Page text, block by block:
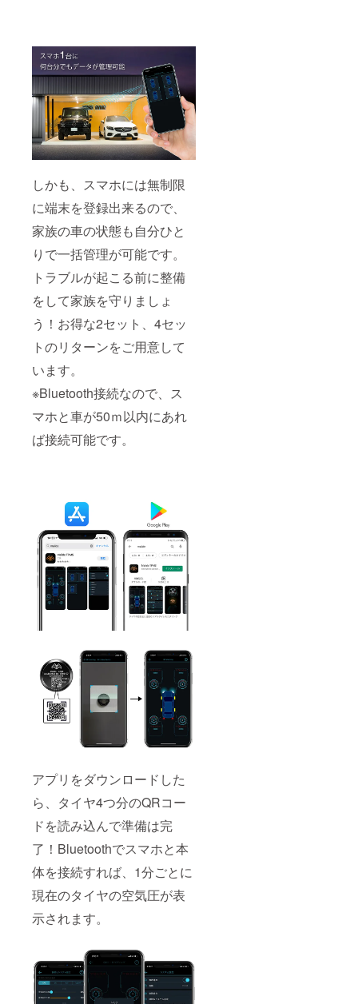
しかも、スマホには無制限
に端末を登録出来るので、
家族の車の状態も自分ひと
りで一括管理が可能です。
トラブルが起こる前に整備
をして家族を守りましょ
う！お得な2セット、4セッ
トのリターンをご用意して
います。
※Bluetooth接続なので、ス
マホと車が50ｍ以内にあれ
ば接続可能です。
アプリをダウンロードした
ら、タイヤ4つ分のQRコー
ドを読み込んで準備は完
了！Bluetoothでスマホと本
体を接続すれば、1分ごとに
現在のタイヤの空気圧が表
示されます。